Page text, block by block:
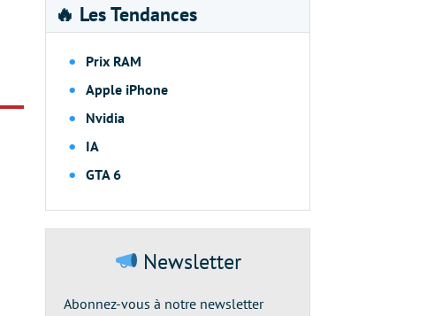
🔥 Les Tendances
Prix RAM
Apple iPhone
Nvidia
IA
GTA 6
Newsletter
Abonnez-vous à notre newsletter